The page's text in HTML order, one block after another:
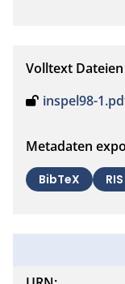
Volltext
inspel98-
Metadaten
BibTeX RIS